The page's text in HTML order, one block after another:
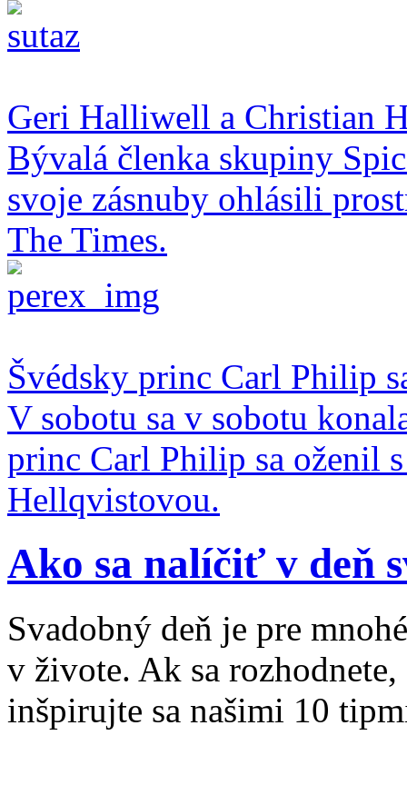
Geri Halliwell a Christian
Bývalá členka skupiny
svoje zásnuby ohlásili
The Times.
Švédsky princ Carl Philip
V sobotu sa v sobotu
princ Carl Philip sa oženil
Hellqvistovou.
Ako sa nalíčiť v deň
Svadobný deň je pre
v živote. Ak sa
inšpirujte sa našimi 10